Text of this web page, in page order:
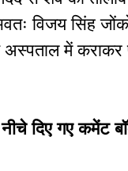
विजय सिंह
में कराकर
दिए गए कमेंट